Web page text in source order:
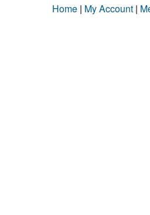
Home | My Account |